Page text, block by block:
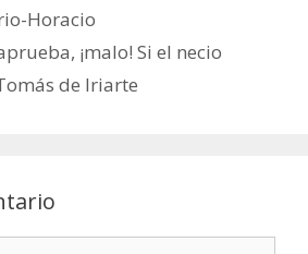
Horacio
¡malo! Si el necio
de Iriarte